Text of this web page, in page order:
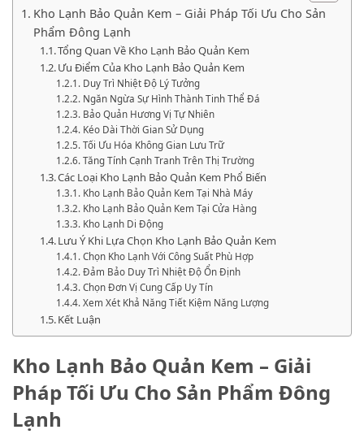
Kho Lạnh Bảo Quản Kem – Giải Pháp Tối Ưu Cho Sản
Phẩm Đông Lạnh
Tổng Quan Về Kho Lạnh Bảo Quản Kem
Ưu Điểm Của Kho Lạnh Bảo Quản Kem
Duy Trì Nhiệt Độ Lý Tưởng
Ngăn Ngừa Sự Hình Thành Tinh Thể Đá
Bảo Quản Hương Vị Tự Nhiên
Kéo Dài Thời Gian Sử Dụng
Tối Ưu Hóa Không Gian Lưu Trữ
Tăng Tính Cạnh Tranh Trên Thị Trường
Các Loại Kho Lạnh Bảo Quản Kem Phổ Biến
Kho Lạnh Bảo Quản Kem Tại Nhà Máy
Kho Lạnh Bảo Quản Kem Tại Cửa Hàng
Kho Lạnh Di Động
Lưu Ý Khi Lựa Chọn Kho Lạnh Bảo Quản Kem
Chọn Kho Lạnh Với Công Suất Phù Hợp
Đảm Bảo Duy Trì Nhiệt Độ Ổn Định
Chọn Đơn Vị Cung Cấp Uy Tín
Xem Xét Khả Năng Tiết Kiệm Năng Lượng
Kết Luận
Kho Lạnh Bảo Quản Kem – Giải
Pháp Tối Ưu Cho Sản Phẩm Đông
Lạnh